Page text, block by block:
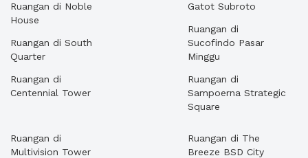
Ruangan di Noble
House
Ruangan di South
Quarter
Ruangan di
Centennial Tower
Gatot Subroto
Ruangan di
Sucofindo Pasar
Minggu
Ruangan di
Sampoerna Strategic
Square
Ruangan di
Multivision Tower
Ruangan di The
Breeze BSD City